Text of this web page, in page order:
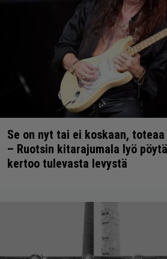
Se on nyt tai ei koskaan,
– Ruotsin kitarajumala lyö
kertoo tulevasta levystä